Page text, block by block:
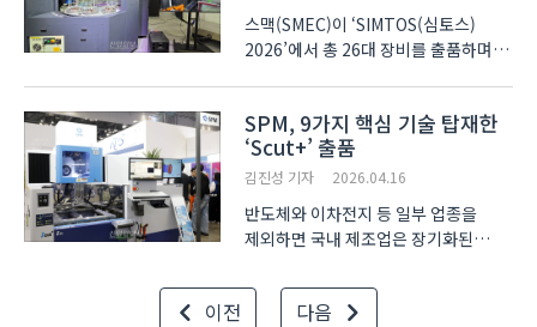
스맥(SMEC)이 ‘SIMTOS(심토스)
2026’에서 총 26대 장비를 출품하며
현장에는 복합가공기 ‘STX 2600’을
비롯해 CNC 선반과 머시닝센터(MCT)
등 지능형 공작기계 라인업..
SPM, 9가지 핵심 기술 탑재한
‘Scut+’ 출품
김진성 기자 2026.04.16
반도체와 이차전지 등 일부 업종을
제외하면 국내 제조업은 장기화된
시장보다는 해외 시장의 판로 개척을
통해 활로를 모색하는 기업들이
이전 다음